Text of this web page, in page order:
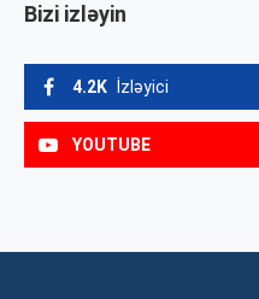
Bizi izləyin
4.2K İzləyici
YOUTUBE